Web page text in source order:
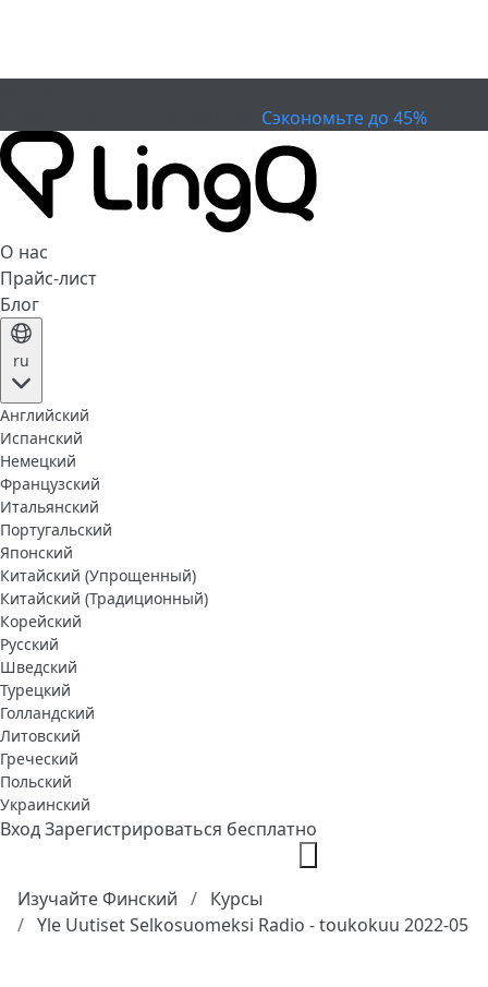
Сэкономьте до 45%
О нас
Прайс-лист
Блог
ru
Английский
Испанский
Немецкий
Французский
Итальянский
Португальский
Японский
Китайский (Упрощенный)
Китайский (Традиционный)
Корейский
Русский
Шведский
Турецкий
Голландский
Литовский
Греческий
Польский
Украинский
ВходЗарегистрироваться бесплатно
Изучайте Финский
Курсы
Yle Uutiset Selkosuomeksi Radio - toukokuu 2022-05